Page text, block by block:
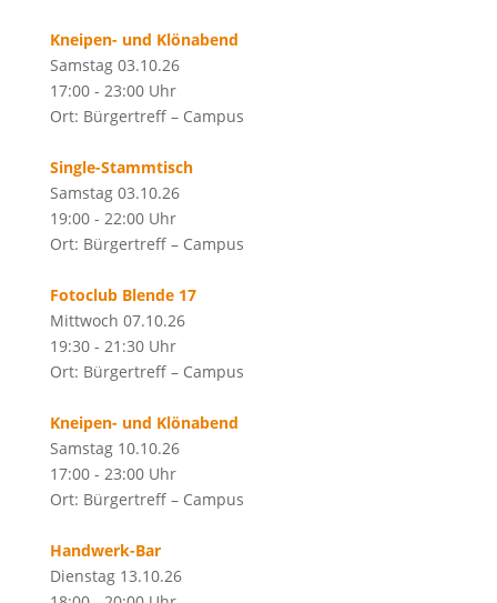
Kneipen- und Klönabend
Samstag 03.10.26
17:00 - 23:00 Uhr
Ort: Bürgertreff – Campus
Single-Stammtisch
Samstag 03.10.26
19:00 - 22:00 Uhr
Ort: Bürgertreff – Campus
Fotoclub Blende 17
Mittwoch 07.10.26
19:30 - 21:30 Uhr
Ort: Bürgertreff – Campus
Kneipen- und Klönabend
Samstag 10.10.26
17:00 - 23:00 Uhr
Ort: Bürgertreff – Campus
Handwerk-Bar
Dienstag 13.10.26